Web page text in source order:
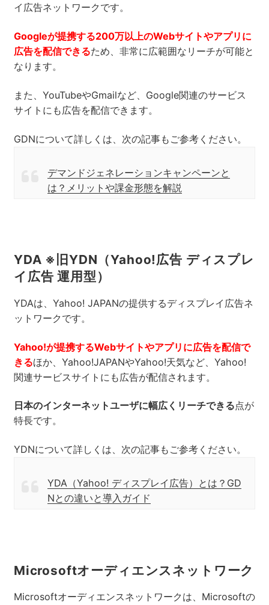
イ広告ネットワークです。
Googleが提携する200万以上のWebサイトやアプリに
広告を配信できるため、非常に 広範囲なリーチが可能と
なります。
また、YouTubeやGmailなど、Google関連のサービス
サイトにも広告を配信できます。
GDNについて詳しくは、次の記事もご参考ください。
デマンドジェネレーションキャンペーンと
は？メリットや課金形態を解説
YDA ※旧YDN（Yahoo!広告 ディスプレ
イ広告 運用型）
YDAは、Yahoo! JAPANの提供するディスプレイ広告ネ
ットワークです。
Yahoo!が提携するWebサイトやアプリに広告を配信で
きるほか、Yahoo!JAPANやYahoo!天気など、Yahoo!
関連サービスサイトにも広告が配信されます。
日本のインターネットユーザに幅広くリーチできる点が
特長です。
YDNについて詳しくは、次の記事もご参考ください。
YDA（Yahoo! ディスプレイ広告）とは？GD
Nとの違いと導入ガイド
Microsoftオーディエンスネットワーク
Microsoftオーディエンスネットワークは、Microsoftの